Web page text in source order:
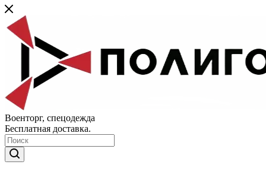
Военторг, спецодежда
Бесплатная доставка.